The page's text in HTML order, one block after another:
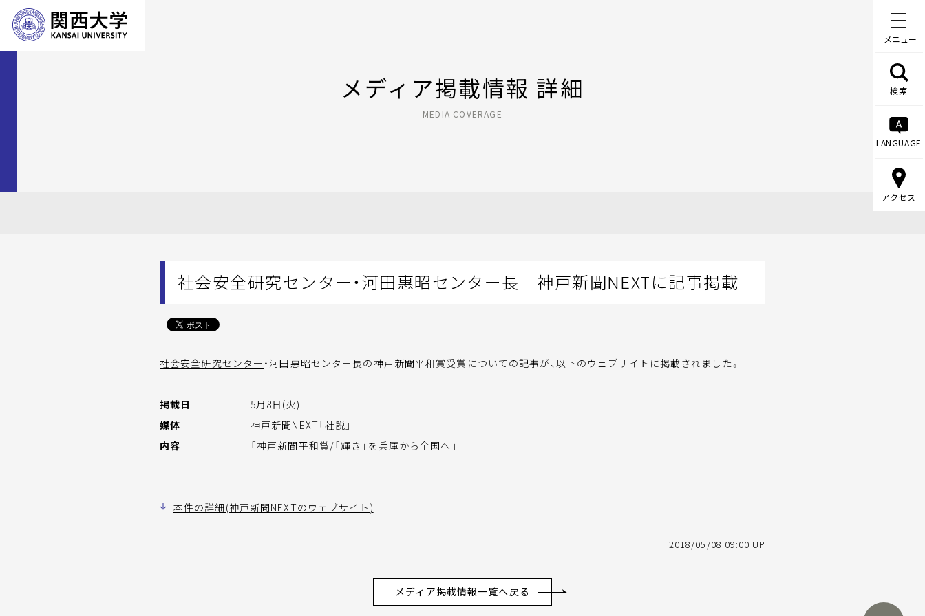
メニュー
検索
LANGUAGE
アクセス
メディア掲載情報 詳細
MEDIA COVERAGE
社会安全研究センター・河田惠昭センター長 神戸新聞NEXTに記事掲載
社会安全研究センター ・河田惠昭センター長の神戸新聞平和賞受賞についての記事が、以下のウェブサイトに掲載されました。
掲載日
5月8日(火)
媒体
神戸新聞NEXT「社説」
内容
「神戸新聞平和賞/「輝き」を兵庫から全国へ」
本件の詳細(神戸新聞NEXTのウェブサイト)
2018/05/08 09:00 UP
メディア掲載情報一覧へ戻る